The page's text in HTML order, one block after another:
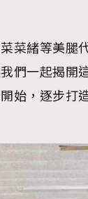
菜緒等美腿
們一起揭開
始，逐步打